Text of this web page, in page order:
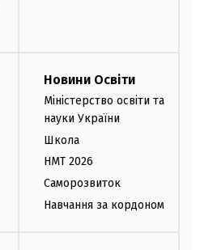
Новини Освіти
Міністерство освіти та
науки України
Школа
НМТ 2026
Саморозвиток
Навчання за кордоном